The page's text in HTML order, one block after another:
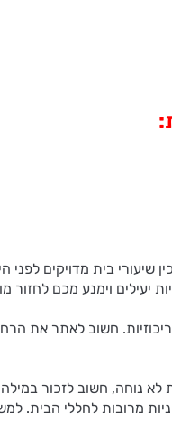
בית מדויקים לפני
יעילים וימנע מכם לחזור
חשוב לאתר את
לא נוחה, חשוב לזכור
מרובות לחללי